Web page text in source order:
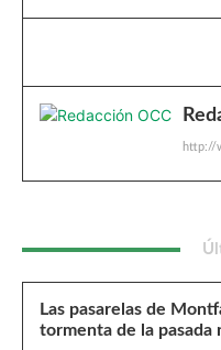
http://
Las pasarelas de
tormenta de la pasada